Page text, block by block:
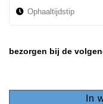
bezorgen bij de
In